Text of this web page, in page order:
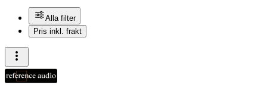
Alla filter
Pris inkl. frakt